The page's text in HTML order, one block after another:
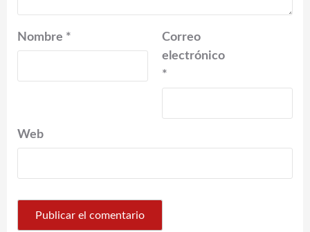
Nombre *
Correo
electrónico
*
Web